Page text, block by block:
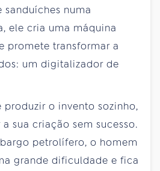
sanduíches numa
ele cria uma máquina
promete transformar a
um digitalizador de
produzir o invento sozinho,
sua criação sem sucesso.
petrolífero, o homem
grande dificuldade e fica